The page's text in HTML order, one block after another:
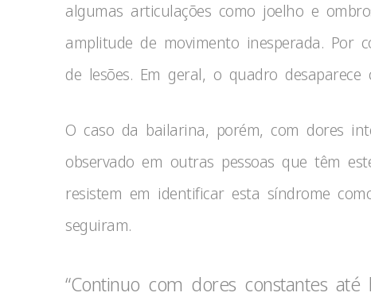
algumas articulações como joelho e
amplitude de movimento inesperada. Por
de lesões. Em geral, o quadro
O caso da bailarina, porém, com dores
observado em outras pessoas que têm
resistem em identificar esta síndrome
seguiram.
“Continuo com dores constantes